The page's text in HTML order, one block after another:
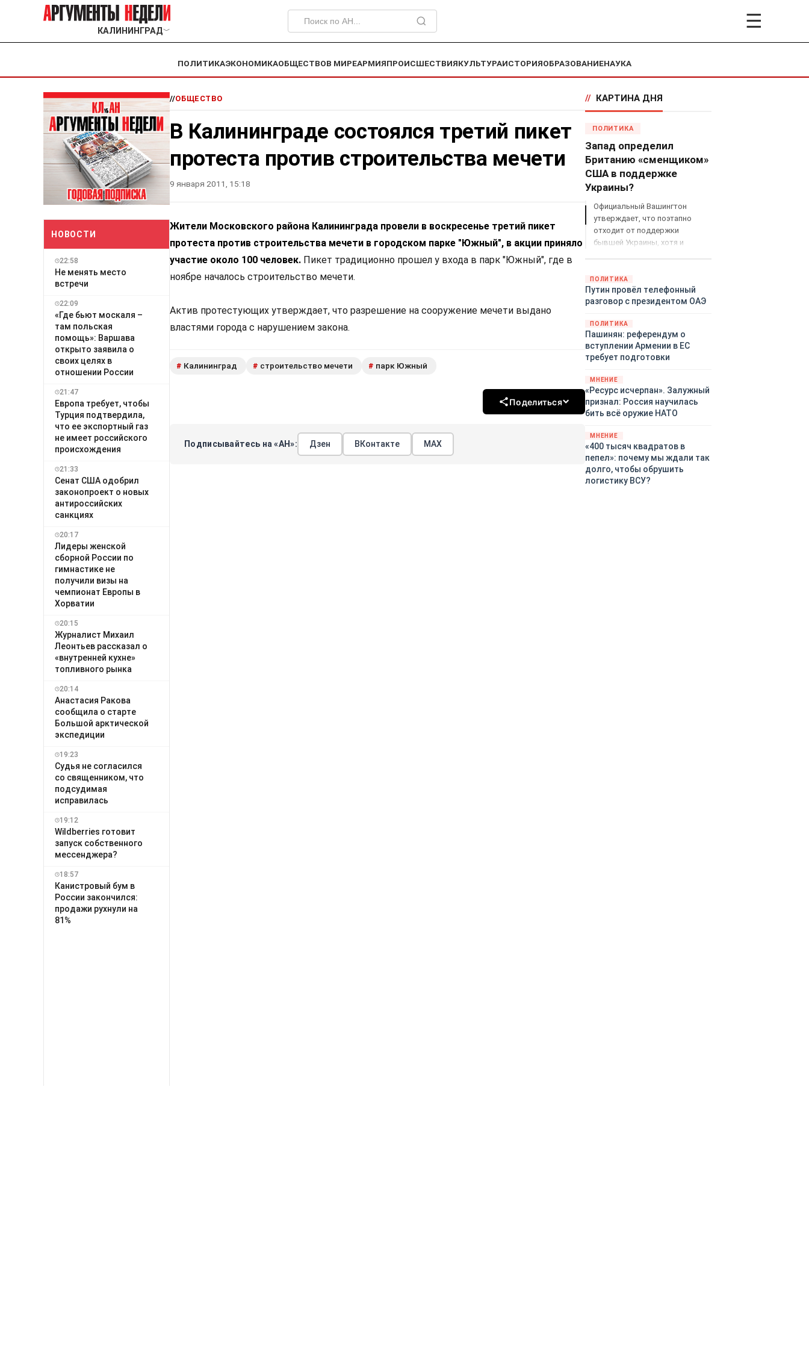
КАЛИНИНГРАД﹀ ☰
ПОЛИТИКАЭКОНОМИКАОБЩЕСТВОВ МИРЕАРМИЯПРОИСШЕСТВИЯКУЛЬТУРАИСТОРИЯОБРАЗОВАНИЕНАУКА
НОВОСТИ
22:58
Не менять место
встречи
22:09
«Где бьют москаля –
там польская
помощь»: Варшава
открыто заявила о
своих целях в
отношении России
21:47
Европа требует, чтобы
Турция подтвердила,
что ее экспортный газ
не имеет российского
происхождения
21:33
Сенат США одобрил
законопроект о новых
антироссийских
санкциях
20:17
Лидеры женской
сборной России по
гимнастике не
получили визы на
чемпионат Европы в
Хорватии
20:15
Журналист Михаил
Леонтьев рассказал о
«внутренней кухне»
топливного рынка
20:14
Анастасия Ракова
сообщила о старте
Большой арктической
экспедиции
19:23
Судья не согласился
со священником, что
подсудимая
исправилась
19:12
Wildberries готовит
запуск собственного
мессенджера?
18:57
Канистровый бум в
России закончился:
продажи рухнули на
81%
//ОБЩЕСТВО
В Калининграде состоялся третий пикет
протеста против строительства мечети
9 января 2011, 15:18
Жители Московского района Калининграда провели в воскресенье третий пикет
протеста против строительства мечети в городском парке "Южный", в акции приняло
участие около 100 человек. Пикет традиционно прошел у входа в парк "Южный", где в
ноябре началось строительство мечети.
Актив протестующих утверждает, что разрешение на сооружение мечети выдано
властями города с нарушением закона.
# Калининград # строительство мечети # парк Южный
Поделиться
Подписывайтесь на «АН»: Дзен ВКонтакте МАХ
// КАРТИНА ДНЯ
ПОЛИТИКА
Запад определил
Британию «сменщиком»
США в поддержке
Украины?
Официальный Вашингтон
утверждает, что поэтапно
отходит от поддержки
бывшей Украины, хотя и
закупленное ранее оружие.
Также американская
администрация скидывает на
киевского режима оружием,
которое стремится продавать
всем новым снабженцам.
Однако часто возникают
предположения о возможном
«сменщике» американцев на
этом позорном посту.
Рассмотрим, кто же рвётся на
ПОЛИТИКА
Путин провёл телефонный
разговор с президентом ОАЭ
ПОЛИТИКА
Пашинян: референдум о
вступлении Армении в ЕС
требует подготовки
МНЕНИЕ
«Ресурс исчерпан». Залужный
признал: Россия научилась
бить всё оружие НАТО
МНЕНИЕ
«400 тысяч квадратов в
пепел»: почему мы ждали так
долго, чтобы обрушить
логистику ВСУ?